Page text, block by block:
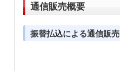
通信販売概要
振替払込による通信販売